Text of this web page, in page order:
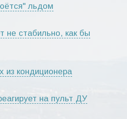
льдом
не стабильно, как бы
из кондиционера
на пульт ДУ